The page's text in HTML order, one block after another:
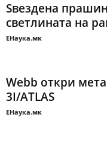
Ѕвездена
светлината на
ЕНаука.мк
Webb откри
3I/ATLAS
ЕНаука.мк